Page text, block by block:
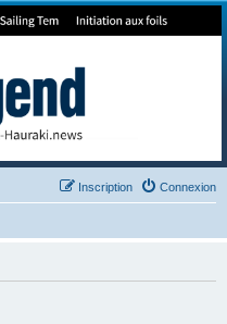
Connexion
Inscription